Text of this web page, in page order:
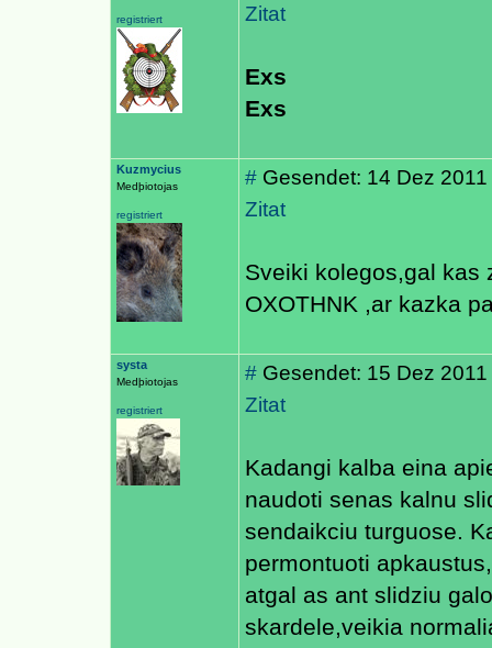
registriert
Zitat
Exs
Exs
Kuzmycius
Medþiotojas
registriert
# Gesendet: 14 Dez
Zitat
Sveiki kolegos,gal kas
OXOTHNK ,ar kazka
systa
Medþiotojas
registriert
# Gesendet: 15 Dez
Zitat
Kadangi kalba eina
naudoti senas kalnu
sendaikciu turguose.
permontuoti
atgal as ant slidziu
skardele,veikia